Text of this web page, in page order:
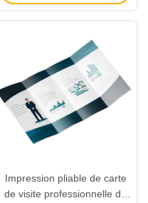
Impression pliable de carte
de visite professionnelle de